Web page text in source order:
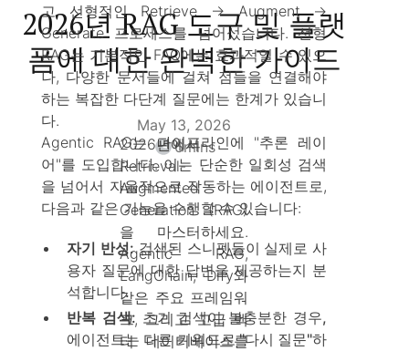
2026년 RAG 도구 및 플랫
폼에 대한 완벽한 가이드
May 13, 2026
6mins
2026년에서
Retrieval-
Augmented
Generation (RAG)
을 마스터하세요.
Agentic RAG,
LangChain, Dify와
같은 주요 프레임워
크, 그리고 고급 벡
터 데이터베이스를
고 선형적인 Retrieve → Augment →
Generate 프로세스를 넘어섰습니다. 선형
RAG는 기본적인 FAQ에는 효과적일 수 있으
나, 다양한 문서들에 걸쳐 점들을 연결해야
하는 복잡한 다단계 질문에는 한계가 있습니
다.
Agentic RAG는 파이프라인에 "추론 레이
어"를 도입합니다. 이는 단순한 일회성 검색
을 넘어서 자율적으로 작동하는 에이전트로,
다음과 같은 기능을 수행할 수 있습니다:
자기 반성: 검색된 스니펫들이 실제로 사
용자 질문에 대한 답변을 제공하는지 분
석합니다.
반복 검색: 초기 검색이 불충분한 경우,
에이전트는 다른 키워드로 "다시 질문"하